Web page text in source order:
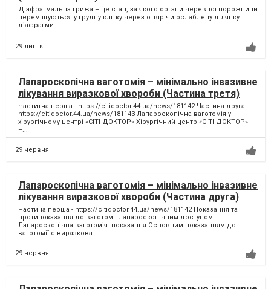
Діафрагмальна грижа – це стан, за якого органи черевної порожнини
переміщуються у грудну клітку через отвір чи ослаблену ділянку
діафрагми....
29 липня
Лапароскопічна ваготомія – мінімально інвазивне
лікування виразкової хвороби (Частина третя)
Частитна перша - https://citidoctor.44.ua/news/181142 Частина друга -
https://citidoctor.44.ua/news/181143 Лапароскопічна ваготомія у
хірургічному центрі «СІТІ ДОКТОР» Хірургічний центр «СІТІ ДОКТОР»
–...
29 червня
Лапароскопічна ваготомія – мінімально інвазивне
лікування виразкової хвороби (Частина друга)
Частина перша - https://citidoctor.44.ua/news/181142 Показання та
протипоказання до ваготомії лапароскопічним доступом
Лапароскопічна ваготомія: показання Основним показанням до
ваготомії є виразкова...
29 червня